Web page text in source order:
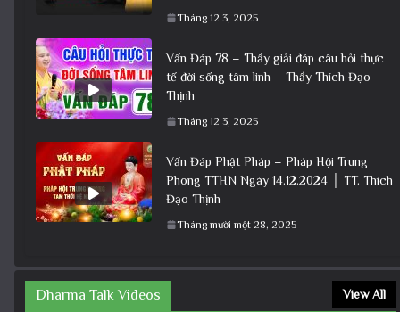
Tháng 12 3, 2025
Vấn Đáp 78 – Thầy giải đáp câu hỏi thực
tế đời sống tâm linh – Thầy Thích Đạo
Thịnh
Tháng 12 3, 2025
Vấn Đáp Phật Pháp – Pháp Hội Trung
Phong TTHN Ngày 14.12.2024 │ TT. Thích
Đạo Thịnh
Tháng mười một 28, 2025
Dharma Talk Videos View All